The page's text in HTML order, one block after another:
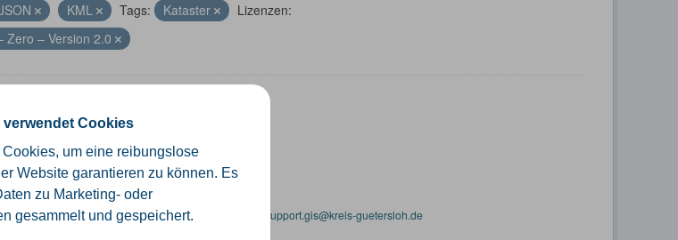
verwendet Cookies
um eine reibungslose
Website garantieren zu können. Es
zu Marketing- oder
gesammelt und gespeichert.
KML Tags: Kataster
Lizenzen:
Zero – Version 2.0
Verwaltungsgrenzen im Kreis Gütersloh
Wenden Sie sich bitte an einen Administrator unter: support.gis@kreis-guetersloh.de